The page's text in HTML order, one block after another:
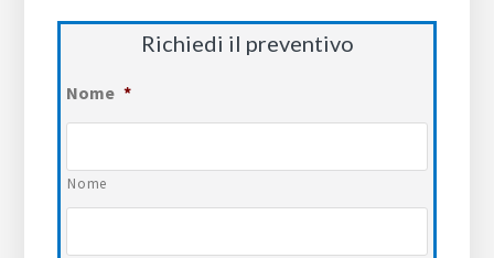
Richiedi il preventivo
Nome *
Nome